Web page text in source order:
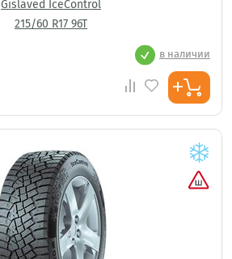
Gislaved IceControl
215/60 R17 96T
в наличии